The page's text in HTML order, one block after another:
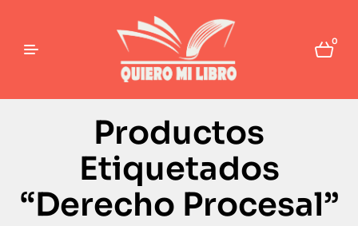
0
Productos
Etiquetados
“Derecho Procesal”